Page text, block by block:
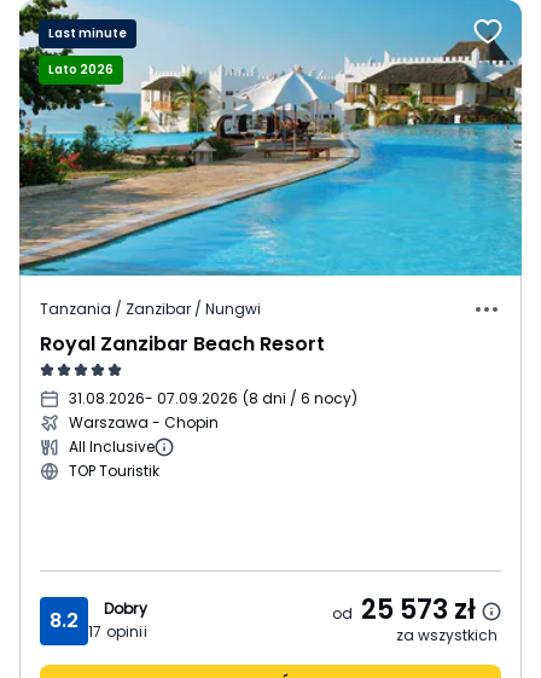
Last minute
Lato 2026
Tanzania / Zanzibar / Nungwi
Royal Zanzibar Beach Resort
31.08.2026- 07.09.2026 (8 dni / 6 nocy)
Warszawa - Chopin
All Inclusive
TOP Touristik
8.2
Dobry
17 opinii
od 25 573 zł
za wszystkich